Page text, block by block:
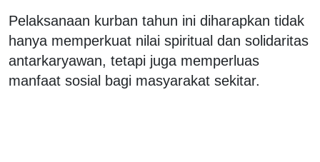
Pelaksanaan kurban tahun ini diharapkan tidak
hanya memperkuat nilai spiritual dan solidaritas
antarkaryawan, tetapi juga memperluas
manfaat sosial bagi masyarakat sekitar.